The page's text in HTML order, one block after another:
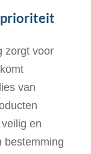
prioriteit
zorgt voor
van
en
bestemming